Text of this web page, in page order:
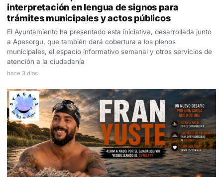
interpretación en lengua de signos para
trámites municipales y actos públicos
El Ayuntamiento ha presentado esta iniciativa, desarrollada junto
a Apesorgu, que también dará cobertura a los plenos
municipales, el espacio informativo semanal y otros servicios de
atención a la ciudadanía
hace 3 días